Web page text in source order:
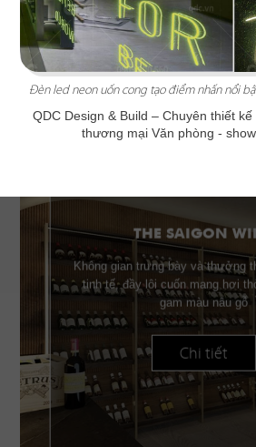
THE SAIGON
Không gian trưng bày và thưởng
tinh tế, đầy lôi cuốn mang hơi
gam màu nâu gỗ
Chi tiết
Đèn led neon uốn cong tạo điểm nhấn nổi
QDC Design & Build – Chuyên thiết
thương mại Văn phòng -